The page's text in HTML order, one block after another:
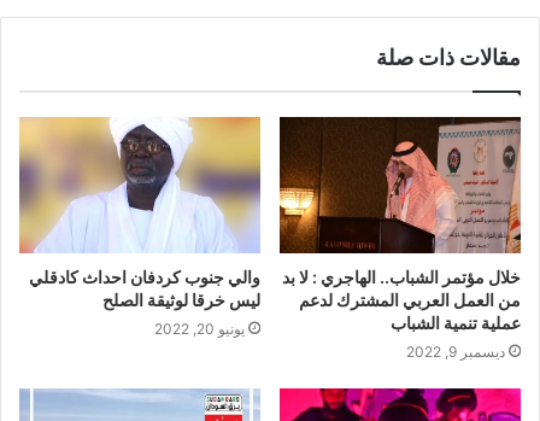
مقالات ذات صلة
خلال مؤتمر الشباب.. الهاجري : لا بد
من العمل العربي المشترك لدعم
عملية تنمية الشباب
ديسمبر 9, 2022
والي جنوب كردفان احداث كادقلي
ليس خرقا لوثيقة الصلح
يونيو 20, 2022